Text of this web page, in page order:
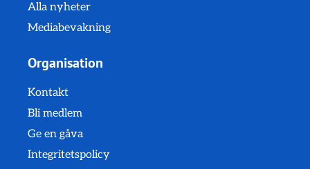
Alla nyheter
Mediabevakning
Organisation
Kontakt
Bli medlem
Ge en gåva
Integritetspolicy